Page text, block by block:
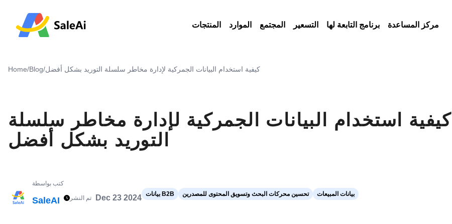
المنتجات الموارد المجتمع التسعير برنامج التابعة لها مركز المساعدة
Home/Blog/كيفية استخدام البيانات الجمركية لإدارة مخاطر سلسلة التوريد بشكل أفضل
كيفية استخدام البيانات الجمركية لإدارة مخاطر سلسلة
التوريد بشكل أفضل
كتب بواسطة
SaleAI تم النشر Dec 23 2024 بيانات B2B تحسين محركات البحث وتسويق المحتوى للمصدرين بيانات المبيعات